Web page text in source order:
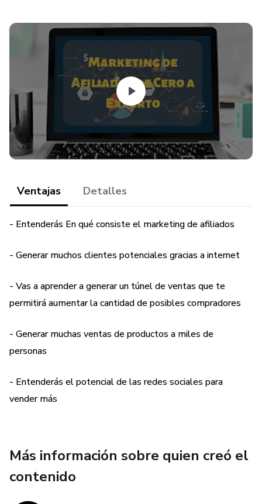
origen y crecimiento del internet. Yo tengo experiencia en
el mercado de habla inglesa, las mejores técnicas de
selección de productos, y cómo debes incrementar el
tráfico web a tus productos y también aumentar las
ventas por medio del posicionamiento a posibles
compradores.
El marketing de afiliados tiene muchas técnicas para
generar tráfico web, ventas y altas conversiones. Pero no
todas ellas funcionan, aquí te mostraré las mejores
Ventajas Detalles
- Entenderás En qué consiste el marketing de afiliados
- Generar muchos clientes potenciales gracias a internet
- Vas a aprender a generar un túnel de ventas que te
permitirá aumentar la cantidad de posibles compradores
- Generar muchas ventas de productos a miles de
personas
- Entenderás el potencial de las redes sociales para
vender más
Más información sobre quien creó el
contenido